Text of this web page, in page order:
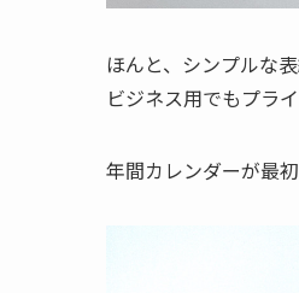
ほんと、シンプルな表
ビジネス用でもプラ
年間カレンダーが最初